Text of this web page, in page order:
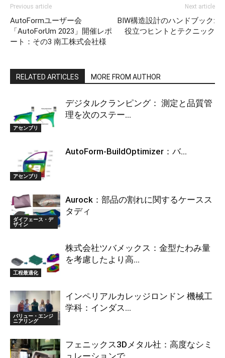
Previous article
AutoFormユーザー会
「AutoForUm 2023」開催レポ
ート：その3 南工株式会社様
Next article
BIW構造設計のハンドブック:
役立つヒントとテクニック
RELATED ARTICLES MORE FROM AUTHOR
アセンブリ
デジタルクランピング： 測定と品質管
理を次のステー...
アセンブリ
AutoForm-BuildOptimizer：バ...
ダイフェース・デ
ザイン
Aurock：部品の割れに関するケースス
タディ
工程最適化
株式会社ツバメックス：金型たわみ量
を考慮したより高...
バリュー・エンジ
ニアリング
インペリアルカレッジロンドン 機械工
学科：インダス...
フェニックス3Dメタル社：高度なシミ